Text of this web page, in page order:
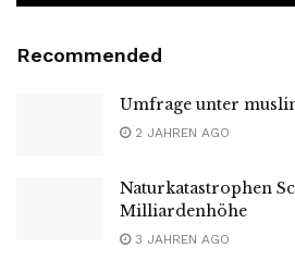
Recommended
Umfrage unter
2 JAHREN AGO
Naturkatastrophen
Milliardenhöhe
3 JAHREN AGO